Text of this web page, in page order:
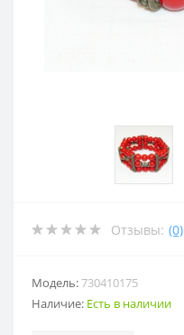
Отзывы: (0)
Модель:730410175
Наличие: Есть в наличии